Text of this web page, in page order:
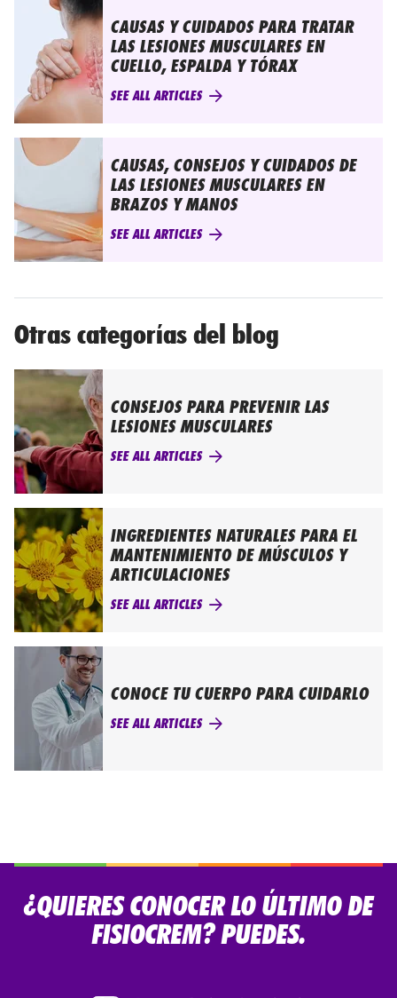
CAUSAS Y CUIDADOS PARA TRATAR
LAS LESIONES MUSCULARES EN
CUELLO, ESPALDA Y TÓRAX
SEE ALL ARTICLES
CAUSAS, CONSEJOS Y CUIDADOS DE
LAS LESIONES MUSCULARES EN
BRAZOS Y MANOS
SEE ALL ARTICLES
Otras categorías del blog
CONSEJOS PARA PREVENIR LAS
LESIONES MUSCULARES
SEE ALL ARTICLES
INGREDIENTES NATURALES PARA EL
MANTENIMIENTO DE MÚSCULOS Y
ARTICULACIONES
SEE ALL ARTICLES
CONOCE TU CUERPO PARA CUIDARLO
SEE ALL ARTICLES
¿QUIERES CONOCER LO ÚLTIMO DE
FISIOCREM? PUEDES.